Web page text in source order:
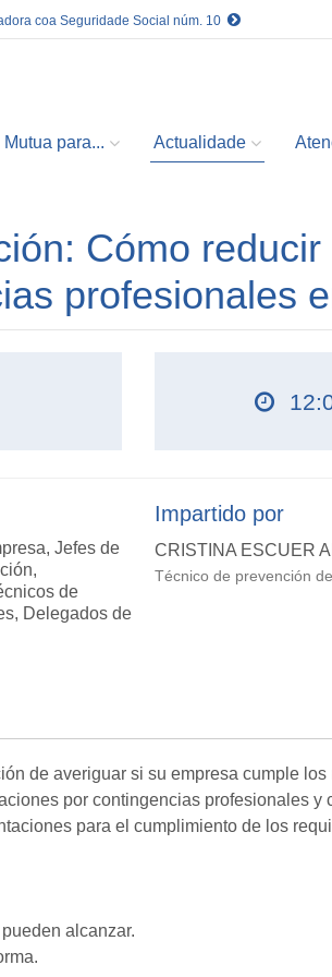
coa Seguridade Social núm. 10
Mutua para... Actualidade
Cómo
profesionales
Jefes de
de
Delegados de
Impartido por
CRISTINA ESCUER
Técnico de prevención
de averiguar si su empresa cumple
por contingencias profesionales y
para el cumplimiento de los
alcanzar.